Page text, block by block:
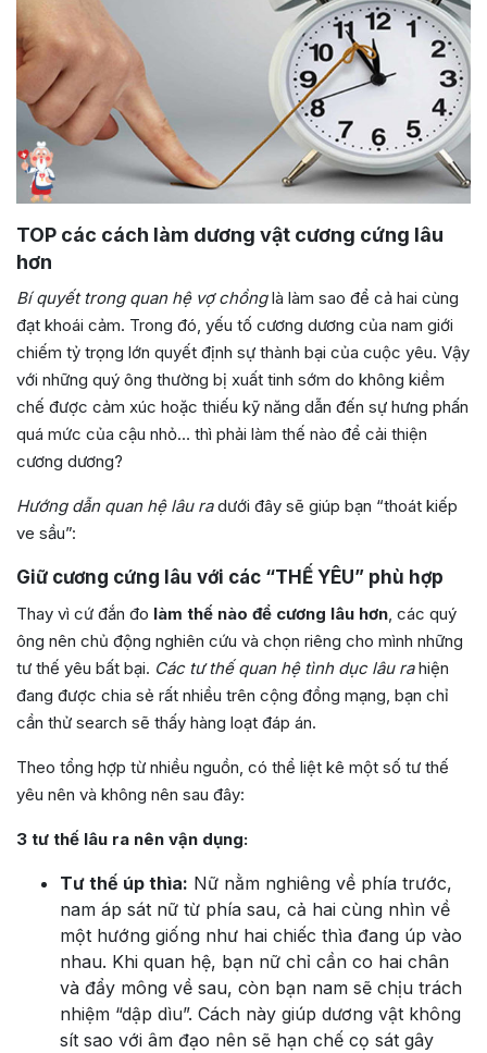
TOP các cách làm dương vật cương cứng lâu
hơn
Bí quyết trong quan hệ vợ chồnglà làm sao để cả hai cùng
đạt khoái cảm. Trong đó, yếu tố cương dương của nam giới
chiếm tỷ trọng lớn quyết định sự thành bại của cuộc yêu. Vậy
với những quý ông thường bị xuất tinh sớm do không kiềm
chế được cảm xúc hoặc thiếu kỹ năng dẫn đến sự hưng phấn
quá mức của cậu nhỏ… thì phải làm thế nào để cải thiện
cương dương?
Hướng dẫn quan hệ lâu radưới đây sẽ giúp bạn “thoát kiếp
ve sầu”:
Giữ cương cứng lâu với các “THẾ YÊU” phù hợp
Thay vì cứ đắn đo làm thế nào để cương lâu hơn, các quý
ông nên chủ động nghiên cứu và chọn riêng cho mình những
tư thế yêu bất bại. Các tư thế quan hệ tình dục lâu rahiện
đang được chia sẻ rất nhiều trên cộng đồng mạng, bạn chỉ
cần thử search sẽ thấy hàng loạt đáp án.
Theo tổng hợp từ nhiều nguồn, có thể liệt kê một số tư thế
yêu nên và không nên sau đây:
3 tư thế lâu ra nên vận dụng:
Tư thế úp thìa: Nữ nằm nghiêng về phía trước,
nam áp sát nữ từ phía sau, cả hai cùng nhìn về
một hướng giống như hai chiếc thìa đang úp vào
nhau. Khi quan hệ, bạn nữ chỉ cần co hai chân
và đẩy mông về sau, còn bạn nam sẽ chịu trách
nhiệm “dập dìu”. Cách này giúp dương vật không
sít sao với âm đạo nên sẽ hạn chế cọ sát gây